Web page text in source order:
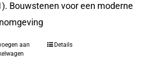
Bouwstenen voor een moderne
aan
Details